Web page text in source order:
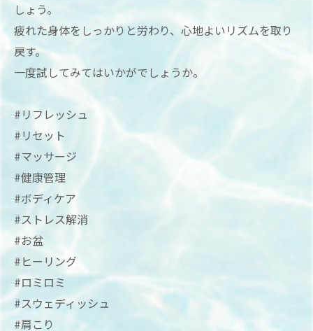
しょう。
疲れた身体をしっかりと労わり、心地よいリズムを取り
戻す。
一度試してみてはいかがでしょうか。
#リフレッシュ
#リセット
#マッサージ
#健康管理
#ボディケア
#ストレス解消
#お盆
#ヒーリング
#ロミロミ
#スウェディッシュ
#肩こり